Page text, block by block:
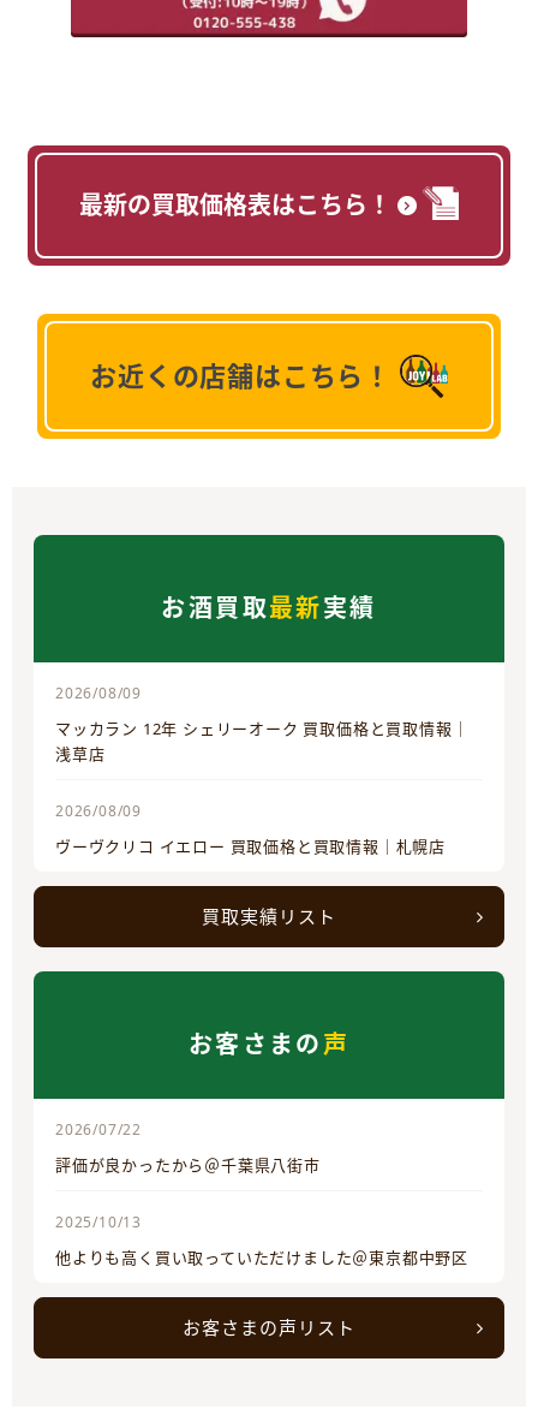
最新の買取価格表はこちら！
お近くの店舗はこちら！
お酒買取最新実績
2026/08/09
マッカラン 12年 シェリーオーク 買取価格と買取情報｜
浅草店
2026/08/09
ヴーヴクリコ イエロー 買取価格と買取情報｜札幌店
買取実績リスト
お客さまの声
2026/07/22
評価が良かったから＠千葉県八街市
2025/10/13
他よりも高く買い取っていただけました＠東京都中野区
お客さまの声リスト